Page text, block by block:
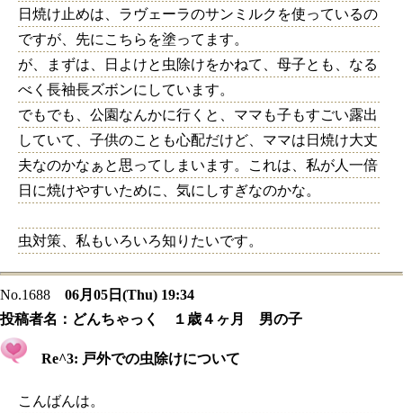
日焼け止めは、ラヴェーラのサンミルクを使っているの
ですが、先にこちらを塗ってます。
が、まずは、日よけと虫除けをかねて、母子とも、なる
べく長袖長ズボンにしています。
でもでも、公園なんかに行くと、ママも子もすごい露出
していて、子供のことも心配だけど、ママは日焼け大丈
夫なのかなぁと思ってしまいます。これは、私が人一倍
日に焼けやすいために、気にしすぎなのかな。
虫対策、私もいろいろ知りたいです。
No.1688
06月05日(Thu) 19:34
投稿者名： どんちゃっく １歳４ヶ月 男の子
Re^3: 戸外での虫除けについて
こんばんは。